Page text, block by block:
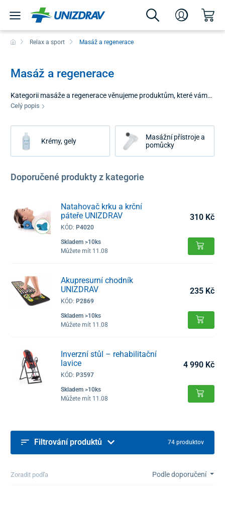
Relax a sport Masáž a regenerace
Masáž a regenerace
Kategorii masáže a regenerace věnujeme produktům, které vám
pomohou dosáhnout příjemného uvolnění napětí a rychlejší
podpoří regeneraci, uleví od bolesti a vašemu tělu dopřejí péči,
kterou si zaslouží. Masážní přístroje, kosmetika a deště pomůcky
vhodné pro domácí masáž, regeneraci po sportu i vytoužený relax
po náročném dni.
Celý popis
Krémy, gely
Masážní přístroje a
pomůcky
Doporučené produkty z kategorie
Natahovač krku a krční
páteře UNIZDRAV
KÓD: P4020
Skladem >10ks
Můžete mít 11.08
310 Kč
Akupresurní chodník
UNIZDRAV
KÓD: P2869
Skladem >10ks
Můžete mít 11.08
235 Kč
Inverzní stůl – rehabilitační
lavice
KÓD: P3597
Skladem >10ks
Můžete mít 11.08
4 990 Kč
Filtrování produktů 74 produktov
Zoradit podľa Podle doporučení